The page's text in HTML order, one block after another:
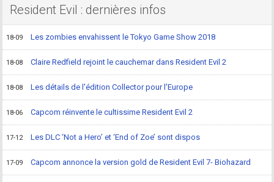
Resident Evil : dernières infos
18-09 Les zombies envahissent le Tokyo Game Show 2018
18-08 Claire Redfield rejoint le cauchemar dans Resident Evil 2
18-08 Les détails de l'édition Collector pour l'Europe
18-06 Capcom réinvente le cultissime Resident Evil 2
17-12 Les DLC ‘Not a Hero’ et ‘End of Zoe’ sont dispos
17-09 Capcom annonce la version gold de Resident Evil 7- Biohazard